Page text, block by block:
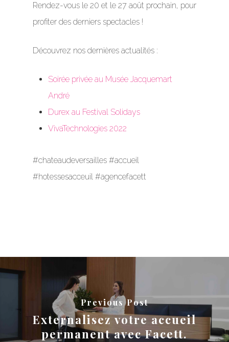
Rendez-vous le 20 et le 27 août prochain, pour
profiter des derniers spectacles !
Découvrez nos dernières actualités :
Soirée privée au Musée Jacquemart
André
Durex au Festival Solidays
VivaTechnologies 2022
#chateaudeversailles #accueil
#hotessesacceuil #agencefacett
Previous Post
Externalisez votre accueil
permanent avec Facett.